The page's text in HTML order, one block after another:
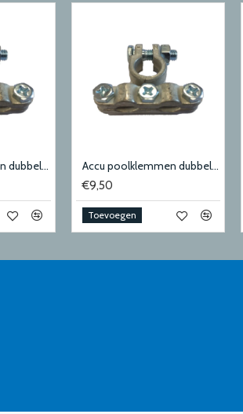
Accu poolklemmen dubbel + 50-70mm2
Accu poolklemmen dubbel - 50-70mm2
€9,50
Toevoegen